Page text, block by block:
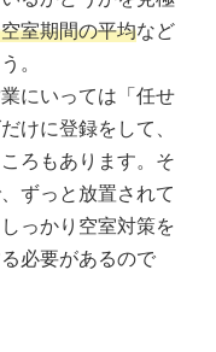
室期間の平均など
。
にいっては「任せ
けに登録をして、
ろもあります。そ
ずっと放置されて
っかり空室対策を
必要があるので